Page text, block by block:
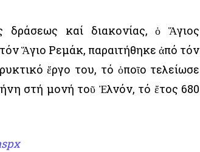
δράσεως καί διακονίας, ὁ Ἅγιος
Ἅγιο Ρεμάκ, παραιτήθηκε ἀπό τόν
ἔργο του, τό ὁποῖο τελείωσε
στή μονή τοῦ Ἐλνόν, τό ἔτος 680